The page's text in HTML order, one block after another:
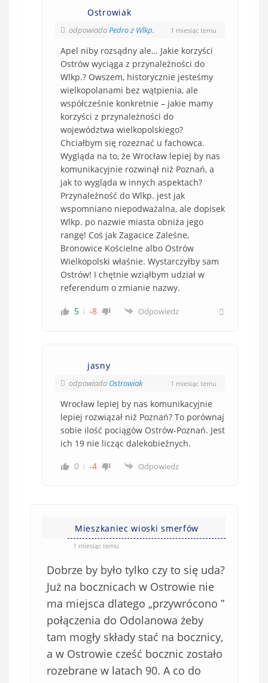
Ostrowiak
odpowiadaPedro z Wlkp. 1 miesiąc temu
Apel niby rozsądny ale… Jakie korzyści
Ostrów wyciąga z przynależności do
Wlkp.? Owszem, historycznie jesteśmy
wielkopolanami bez wątpienia, ale
współcześnie konkretnie – jakie mamy
korzyści z przynależności do
województwa wielkopolskiego?
Chciałbym się rozeznać u fachowca.
Wygląda na to, że Wrocław lepiej by nas
komunikacyjnie rozwinął niż Poznań, a
jak to wygląda w innych aspektach?
Przynależność do Wlkp. jest jak
wspomniano niepodważalna, ale dopisek
Wlkp. po nazwie miasta obniża jego
rangę! Coś jak Zagacice Zaleśne,
Bronowice Kościelne albo Ostrów
Wielkopolski właśnie. Wystarczyłby sam
Ostrów! I chętnie wziąłbym udział w
referendum o zmianie nazwy.
5 -8 Odpowiedz
jasny
odpowiada Ostrowiak 1 miesiąc temu
Wrocław lepiej by nas komunikacyjnie
lepiej rozwiązał niż Poznań? To porównaj
sobie ilość pociągów Ostrów-Poznań. Jest
ich 19 nie licząc dalekobieżnych.
0
-4 Odpowiedz
Mieszkaniec wioski smerfów
1 miesiąc temu
Dobrze by było tylko czy to się uda?
Już na bocznicach w Ostrowie nie
ma miejsca dlatego „przywrócono ”
połączenia do Odolanowa żeby
tam mogły składy stać na bocznicy,
a w Ostrowie cześć bocznic zostało
rozebrane w latach 90. A co do